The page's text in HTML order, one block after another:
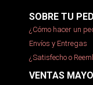
SOBRE TU
¿Cómo hacer un
Envíos y Entregas
¿Satisfecho o
VENTAS